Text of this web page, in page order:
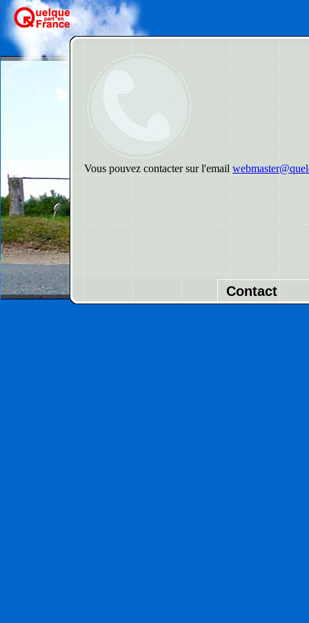
Vous pouvez contacter sur l'email
Contact